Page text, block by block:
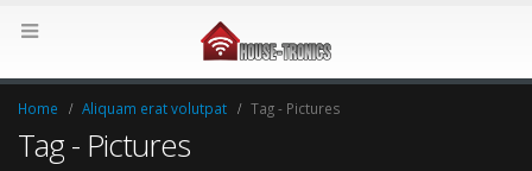
Home Aliquam erat volutpat Tag - Pictures
Tag - Pictures